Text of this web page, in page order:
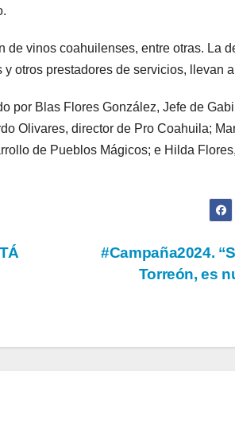
vinos coahuilenses, entre otras. La
otros prestadores de servicios, llevan
por Blas Flores González, Jefe de
Olivares, director de Pro Coahuila;
de Pueblos Mágicos; e Hilda
#Campaña2024.
Torreón, es